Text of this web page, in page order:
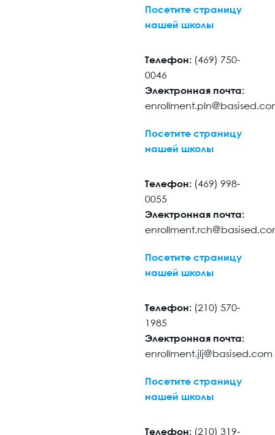
Посетите страницу
нашей школы
Телефон: (469) 750-
0046
Электронная почта:
Посетите страницу
нашей школы
Телефон: (469) 998-
0055
Электронная почта:
Посетите страницу
нашей школы
Телефон: (210) 570-
1985
Электронная почта:
enrollment.jlj@basised.com
Посетите страницу
нашей школы
Телефон: (210) 319-